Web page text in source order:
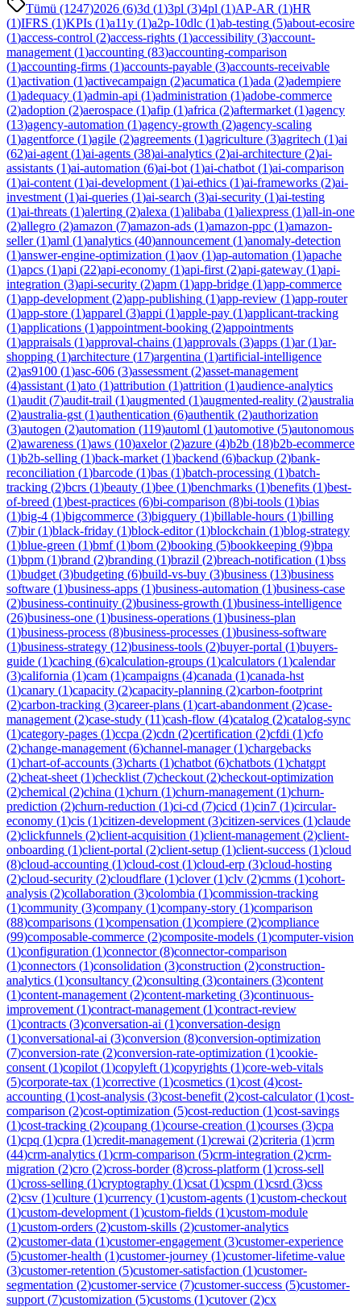
Tümü (1247)2026 (6)3d (1)3pl (3)4pl (1)AP-AR (1)HR
(1)IFRS (1)KPIs (1)a11y (1)a2p-10dlc (1)ab-testing (5)about-ecosire
(1)access-control (2)access-rights (1)accessibility (3)account-
management (1)accounting (83)accounting-comparison
(1)accounting-firms (1)accounts-payable (3)accounts-receivable
(1)activation (1)activecampaign (2)acumatica (1)ada (2)adempiere
(1)adequacy (1)admin-api (1)administration (1)adobe-commerce
(2)adoption (2)aerospace (1)afip (1)africa (2)aftermarket (1)agency
(13)agency-automation (1)agency-growth (2)agency-scaling
(1)agentforce (1)agile (2)agreements (1)agriculture (3)agritech (1)ai
(62)ai-agent (1)ai-agents (38)ai-analytics (2)ai-architecture (2)ai-
assistants (1)ai-automation (6)ai-bot (1)ai-chatbot (1)ai-comparison
(1)ai-content (1)ai-development (1)ai-ethics (1)ai-frameworks (2)ai-
investment (1)ai-queries (1)ai-search (3)ai-security (1)ai-testing
(1)ai-threats (1)alerting (2)alexa (1)alibaba (1)aliexpress (1)all-in-one
(2)allegro (2)amazon (7)amazon-ads (1)amazon-ppc (1)amazon-
seller(1)aml (1)analytics (40)announcement (1)anomaly-detection
(1)answer-engine-optimization (1)aov (1)ap-automation (1)apache
(1)apcs (1)api (22)api-economy (1)api-first (2)api-gateway (1)api-
integration (3)api-security (2)apm (1)app-bridge (1)app-commerce
(1)app-development (2)app-publishing (1)app-review (1)app-router
(1)app-store (1)apparel (3)appi (1)apple-pay (1)applicant-tracking
(1)applications (1)appointment-booking (2)appointments
(1)appraisals (1)approval-chains (1)approvals (3)apps (1)ar(1)ar-
shopping (1)architecture (17)argentina (1)artificial-intelligence
(2)as9100 (1)asc-606 (3)assessment (2)asset-management
(4)assistant (1)ato (1)attribution (1)attrition (1)audience-analytics
(1)audit (7)audit-trail (1)augmented (1)augmented-reality (2)australia
(2)australia-gst (1)authentication (6)authentik (2)authorization
(3)autogen (2)automation (119)automl (1)automotive (5)autonomous
(2)awareness (1)aws (10)axelor(2)azure (4)b2b (18)b2b-ecommerce
(1)b2b-selling (1)back-market (1)backend (6)backup (2)bank-
reconciliation (1)barcode (1)bas (1)batch-processing (1)batch-
tracking (2)bcrs (1)beauty (1)bee (1)benchmarks (1)benefits (1)best-
of-breed (1)best-practices (6)bi-comparison (8)bi-tools (1)bias
(1)big-4 (1)bigcommerce (3)bigquery (1)billable-hours (1)billing
(7)bir(1)black-friday (1)block-editor(1)blockchain (1)blog-strategy
(1)blue-green (1)bmf(1)bom (2)booking (5)bookkeeping (9)bpa
(1)bpm (1)brand (2)branding (1)brazil (2)breach-notification (1)bss
(1)budget (3)budgeting (6)build-vs-buy (3)business (13)business
software (1)business-apps (1)business-automation (1)business-case
(2)business-continuity (2)business-growth (1)business-intelligence
(26)business-one (1)business-operations (1)business-plan
(1)business-process (8)business-processes (1)business-software
(1)business-strategy (12)business-tools (2)buyer-portal (1)buyers-
guide (1)caching (6)calculation-groups (1)calculators (1)calendar
(3)california (1)cam (1)campaigns (4)canada (1)canada-hst
(1)canary (1)capacity (2)capacity-planning (2)carbon-footprint
(2)carbon-tracking (3)career-plans (1)cart-abandonment (2)case-
management (2)case-study (11)cash-flow (4)catalog (2)catalog-sync
(1)category-pages (1)ccpa (2)cdn (2)certification (2)cfdi (1)cfo
(2)change-management (6)channel-manager(1)chargebacks
(1)chart-of-accounts (3)charts (1)chatbot (6)chatbots (1)chatgpt
(2)cheat-sheet (1)checklist (7)checkout (2)checkout-optimization
(2)chemical (2)china (1)churn (1)churn-management (1)churn-
prediction (2)churn-reduction (1)ci-cd (7)cicd (1)cin7 (1)circular-
economy (1)cis (1)citizen-development (3)citizen-services (1)claude
(2)clickfunnels (2)client-acquisition (1)client-management (2)client-
onboarding (1)client-portal (2)client-setup (1)client-success (1)cloud
(8)cloud-accounting (1)cloud-cost (1)cloud-erp (3)cloud-hosting
(2)cloud-security (2)cloudflare (1)clover(1)clv (2)cmms (1)cohort-
analysis (2)collaboration (3)colombia (1)commission-tracking
(1)community (3)company (1)company-story (1)comparison
(88)comparisons (1)compensation (1)compiere (2)compliance
(99)composable-commerce (2)composite-models (1)computer-vision
(1)configuration (1)connector(8)connector-comparison
(1)connectors (1)consolidation (3)construction (2)construction-
analytics (1)consultancy (2)consulting (3)containers (3)content
(1)content-management (2)content-marketing (3)continuous-
improvement (1)contract-management (1)contract-review
(1)contracts (3)conversation-ai (1)conversation-design
(1)conversational-ai (3)conversion (8)conversion-optimization
(7)conversion-rate (2)conversion-rate-optimization (1)cookie-
consent (1)copilot (1)copyleft (1)copyrights (1)core-web-vitals
(5)corporate-tax (1)corrective (1)cosmetics (1)cost (4)cost-
accounting (1)cost-analysis (3)cost-benefit (2)cost-calculator(1)cost-
comparison (2)cost-optimization (5)cost-reduction (1)cost-savings
(1)cost-tracking (2)coupang (1)course-creation (1)courses (3)cpa
(1)cpq (1)cpra (1)credit-management (1)crewai (2)criteria (1)crm
(44)crm-analytics (1)crm-comparison (5)crm-integration (2)crm-
migration (2)cro (2)cross-border(8)cross-platform (1)cross-sell
(1)cross-selling (1)cryptography (1)csat (1)cspm (1)csrd (3)css
(2)csv (1)culture (1)currency (1)custom-agents (1)custom-checkout
(1)custom-development (1)custom-fields (1)custom-module
(1)custom-orders (2)custom-skills (2)customer-analytics
(2)customer-data (1)customer-engagement (3)customer-experience
(5)customer-health (1)customer-journey (1)customer-lifetime-value
(3)customer-retention (5)customer-satisfaction (1)customer-
segmentation (2)customer-service (7)customer-success (5)customer-
support (7)customization (5)customs (1)cutover(2)cx